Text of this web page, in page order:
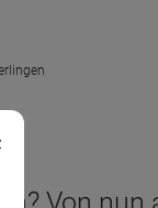
Von nun